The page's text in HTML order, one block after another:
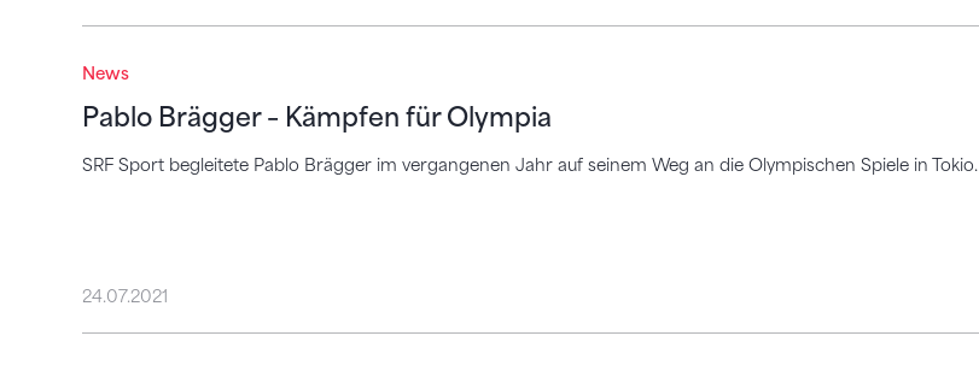
News
Pablo Brägger – Kämpfen für Olympia
SRF Sport begleitete Pablo Brägger im vergangenen Jahr auf seinem Weg an die Olympischen Spiele in Tokio.
Pablo Brägger – Kämpfen für Olympia
24.07.2021